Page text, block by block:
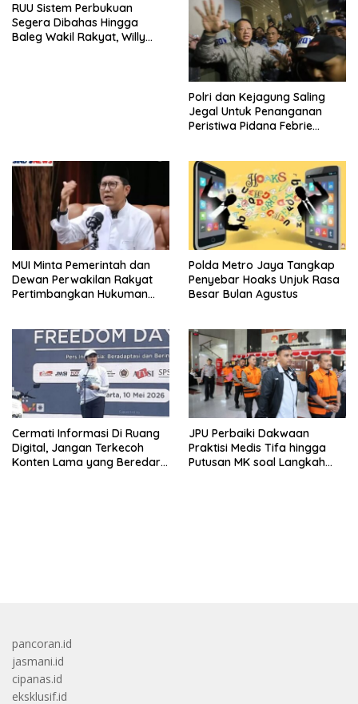
RUU Sistem Perbukuan
Segera Dibahas Hingga
Baleg Wakil Rakyat, Willy
Polri dan Kejagung Saling
Jegal Untuk Penanganan
Peristiwa Pidana Febrie
MUI Minta Pemerintah dan
Dewan Perwakilan Rakyat
Pertimbangkan Hukuman
Polda Metro Jaya Tangkap
Penyebar Hoaks Unjuk Rasa
Besar Bulan Agustus
Cermati Informasi Di Ruang
Digital, Jangan Terkecoh
Konten Lama yang Beredar
JPU Perbaiki Dakwaan
Praktisi Medis Tifa hingga
Putusan MK soal Langkah
pancoran.id
jasmani.id
cipanas.id
eksklusif.id